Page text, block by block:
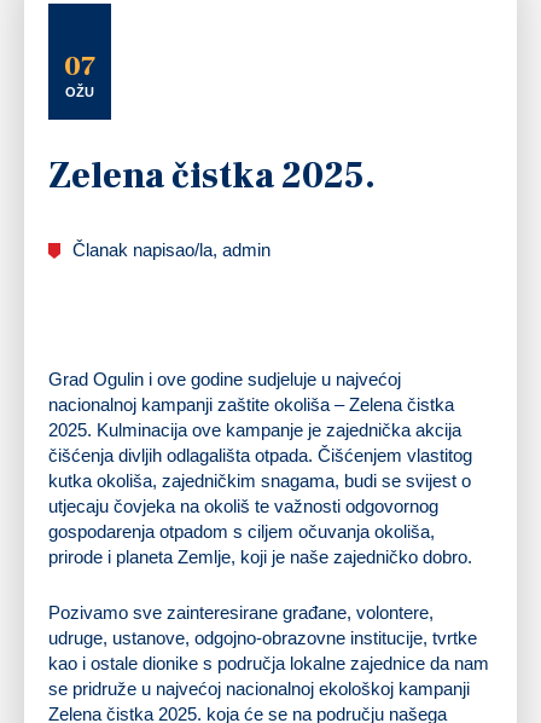
07
OŽU
Zelena čistka 2025.
Članak napisao/la, admin
Grad Ogulin i ove godine sudjeluje u najvećoj
nacionalnoj kampanji zaštite okoliša – Zelena čistka
2025. Kulminacija ove kampanje je zajednička akcija
čišćenja divljih odlagališta otpada. Čišćenjem vlastitog
kutka okoliša, zajedničkim snagama, budi se svijest o
utjecaju čovjeka na okoliš te važnosti odgovornog
gospodarenja otpadom s ciljem očuvanja okoliša,
prirode i planeta Zemlje, koji je naše zajedničko dobro.
Pozivamo sve zainteresirane građane, volontere,
udruge, ustanove, odgojno-obrazovne institucije, tvrtke
kao i ostale dionike s područja lokalne zajednice da nam
se pridruže u najvećoj nacionalnoj ekološkoj kampanji
Zelena čistka 2025. koja će se na području našega